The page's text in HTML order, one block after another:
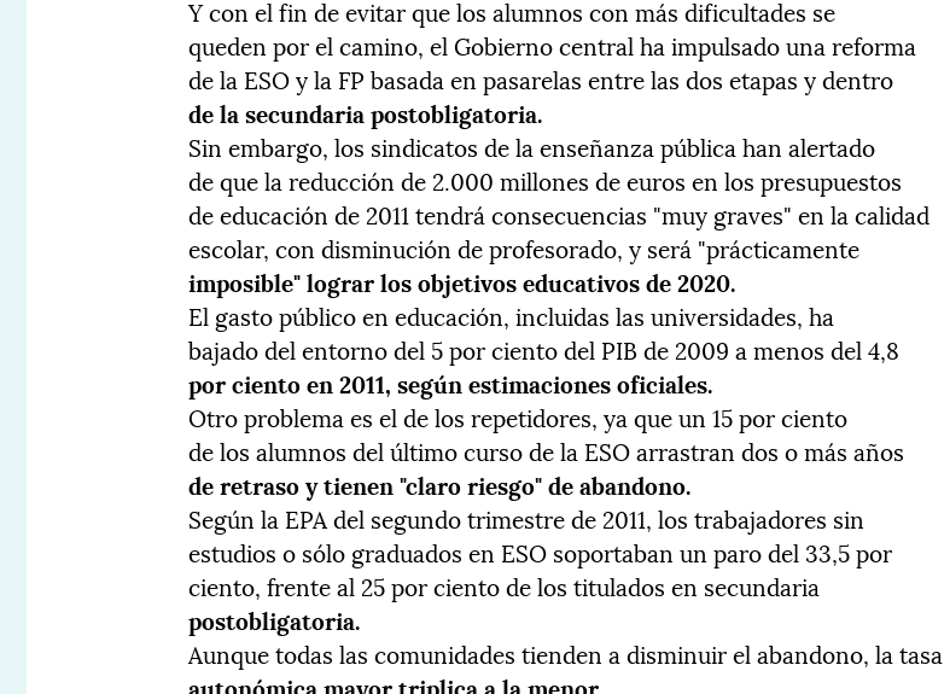
Y con el fin de evitar que los alumnos con más dificultades se
queden por el camino, el Gobierno central ha impulsado una reforma
de la ESO y la FP basada en pasarelas entre las dos etapas y dentro
de la secundaria postobligatoria.
Sin embargo, los sindicatos de la enseñanza pública han alertado
de que la reducción de 2.000 millones de euros en los presupuestos
de educación de 2011 tendrá consecuencias "muy graves" en la calidad
escolar, con disminución de profesorado, y será "prácticamente
imposible" lograr los objetivos educativos de 2020.
El gasto público en educación, incluidas las universidades, ha
bajado del entorno del 5 por ciento del PIB de 2009 a menos del 4,8
por ciento en 2011, según estimaciones oficiales.
Otro problema es el de los repetidores, ya que un 15 por ciento
de los alumnos del último curso de la ESO arrastran dos o más años
de retraso y tienen "claro riesgo" de abandono.
Según la EPA del segundo trimestre de 2011, los trabajadores sin
estudios o sólo graduados en ESO soportaban un paro del 33,5 por
ciento, frente al 25 por ciento de los titulados en secundaria
postobligatoria.
Aunque todas las comunidades tienden a disminuir el abandono, la tasa